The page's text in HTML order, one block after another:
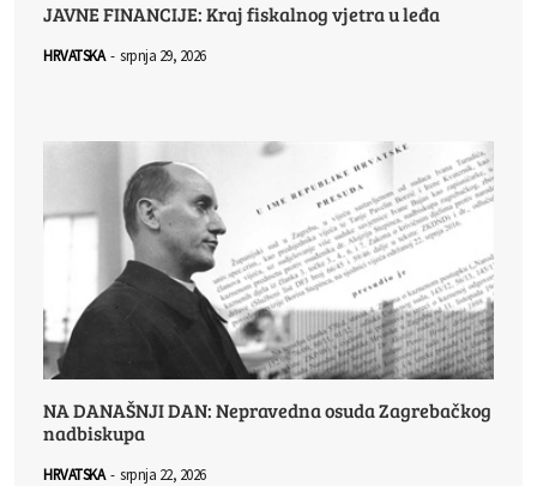
JAVNE FINANCIJE: Kraj fiskalnog vjetra u leđa
HRVATSKA - srpnja 29, 2026
NA DANAŠNJI DAN: Nepravedna osuda Zagrebačkog
nadbiskupa
HRVATSKA - srpnja 22, 2026